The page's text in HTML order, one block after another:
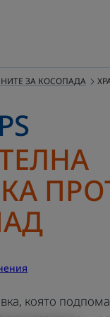
ЗА КОСОПАДА
която